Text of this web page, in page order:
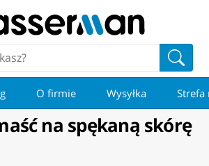
O firmie Wysyłka Strefa
na spękaną skórę